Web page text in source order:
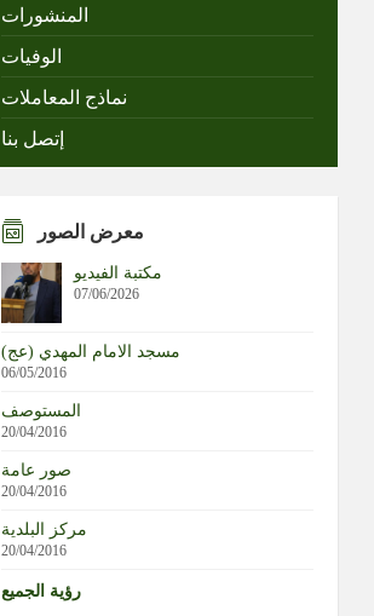
المنشورات
الوفيات
نماذج المعاملات
إتصل بنا
معرض الصور
مكتبة الفيديو
07/06/2026
مسجد الامام المهدي (عج)
06/05/2016
المستوصف
20/04/2016
صور عامة
20/04/2016
مركز البلدية
20/04/2016
رؤية الجميع